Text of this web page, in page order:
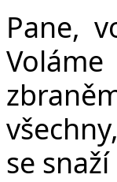
Pane,
se